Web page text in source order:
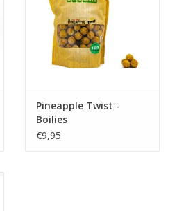
Pineapple Twist -
Boilies
€9,95